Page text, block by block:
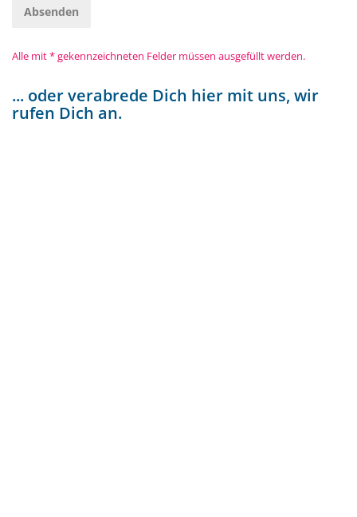
Absenden
Alle mit * gekennzeichneten Felder müssen ausgefüllt werden.
... oder verabrede Dich hier mit uns, wir
rufen Dich an.